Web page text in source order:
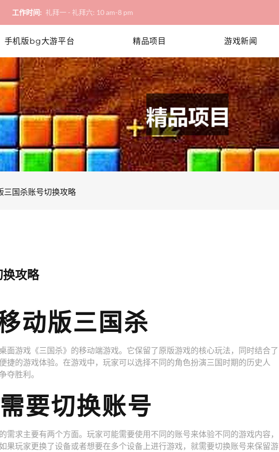
工作时间: 礼拜一 - 礼拜六: 10 am-8 pm
手机版bg大游平台 精品项目 游戏新闻
三国杀账号切换攻略
攻略
动版三国杀
面游戏《三国杀》的移动端游戏。它保留了原版游戏的核心玩法，同时结合了
捷的游戏体验。在游戏中，玩家可以选择不同的角色扮演三国时期的历史人
夺胜利。
要切换账号
需求主要有两个方面。玩家可能需要使用不同的账号来体验不同的游戏内容，
果玩家更换了设备或者想要在多个设备上进行游戏，就需要切换账号来保留游